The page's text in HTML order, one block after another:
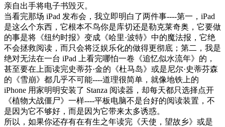
亲自出手将电子书毁灭。
当看完那场 iPad 发布会，我立即明白了两件事----第一，iPad
是这么个东西，它根本不鸟你是库切还是勒克莱奇奥，它要做
的事是将《纽约时报》变成《哈里·波特》中的魔法报，它绝
不会拯救阅读，而只会将泛娱乐化的做得更彻底；第二，我是
绝对无法在一台 iPad 上看完哪怕一卷《追忆似水流年》的，
甚至要在上面读完史蒂芬·金的《杜马岛》或是尼尔·史蒂芬森
的《雪崩》都几乎不可能----道理很简单，就像地铁上的
iPhone 用家明明安装了 Stanza 阅读器，却每天都只选择点开
《植物大战僵尸》一样----平板电脑不是台好的阅读装置，不
是因为它不够好，而是因为它带来太多诱惑。
所以，如果你还存有在有生之年读完《天使，望故乡》或是